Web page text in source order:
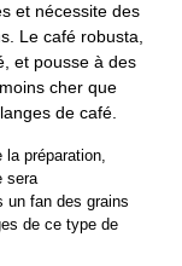
et nécessite des
Le café robusta,
et pousse à des
cher que
de café.
préparation,
sera
un fan des grains
de ce type de